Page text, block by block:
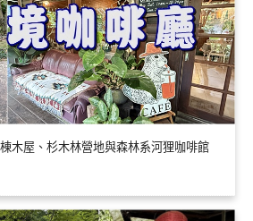
木屋、杉木林營地與森林系河狸咖啡館